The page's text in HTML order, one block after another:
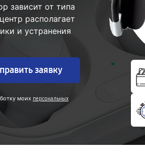
зависит от типа
располагает
и устранения
заявку
моих персональных